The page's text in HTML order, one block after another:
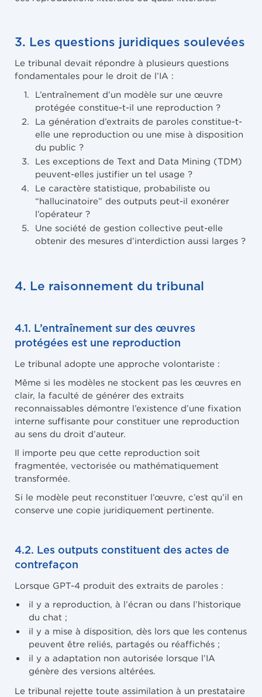
3. Les questions juridiques soulevées
Le tribunal devait répondre à plusieurs questions
fondamentales pour le droit de l’IA :
L’entraînement d’un modèle sur une œuvre
protégée constitue-t-il une reproduction ?
La génération d’extraits de paroles constitue-t-
elle une reproduction ou une mise à disposition
du public ?
Les exceptions de Text and Data Mining (TDM)
peuvent-elles justifier un tel usage ?
Le caractère statistique, probabiliste ou
“hallucinatoire” des outputs peut-il exonérer
l’opérateur ?
Une société de gestion collective peut-elle
obtenir des mesures d’interdiction aussi larges ?
4. Le raisonnement du tribunal
4.1. L’entraînement sur des œuvres
protégées est une reproduction
Le tribunal adopte une approche volontariste :
Même si les modèles ne stockent pas les œuvres en
clair, la faculté de générer des extraits
reconnaissables démontre l’existence d’une fixation
interne suffisante pour constituer une reproduction
au sens du droit d’auteur.
Il importe peu que cette reproduction soit
fragmentée, vectorisée ou mathématiquement
transformée.
Si le modèle peut reconstituer l’œuvre, c’est qu’il en
conserve une copie juridiquement pertinente.
4.2. Les outputs constituent des actes de
contrefaçon
Lorsque GPT-4 produit des extraits de paroles :
il y a reproduction, à l’écran ou dans l’historique
du chat ;
il y a mise à disposition, dès lors que les contenus
peuvent être reliés, partagés ou réaffichés ;
il y a adaptation non autorisée lorsque l’IA
génère des versions altérées.
Le tribunal rejette toute assimilation à un prestataire